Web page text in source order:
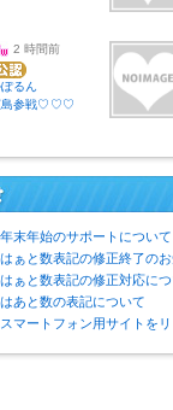
2 時間前
るん
島参戦♡♡♡
年末年始のサポートについて
はぁと数表記の修正終了の
はぁと数表記の修正対応に
はあと数の表記について
スマートフォン用サイトを